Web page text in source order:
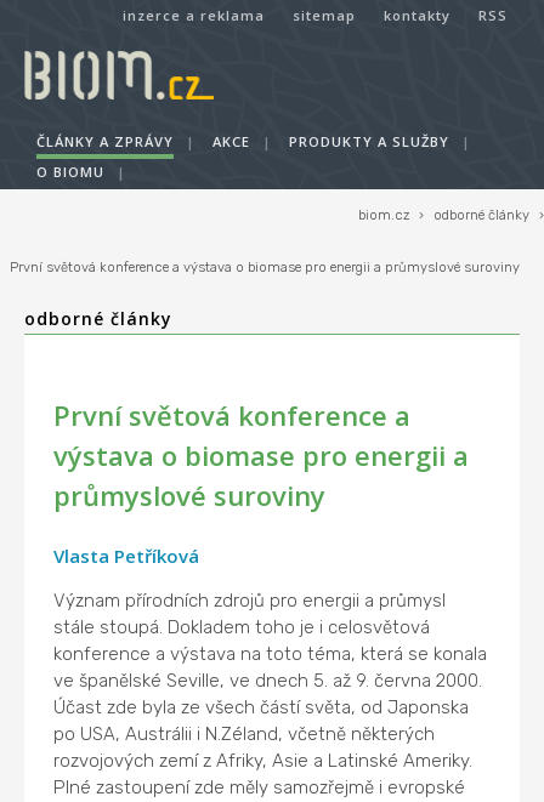
inzerce a reklama sitemap kontakty RSS
ČLÁNKY A ZPRÁVY | AKCE | PRODUKTY A SLUŽBY
|
O BIOMU
|
biom.cz › odborné články ›
První světová konference a výstava o biomase pro energii a průmyslové suroviny
odborné články
První světová konference a
výstava o biomase pro energii a
průmyslové suroviny
Vlasta Petříková
Význam přírodních zdrojů pro energii a průmysl
stále stoupá. Dokladem toho je i celosvětová
konference a výstava na toto téma, která se konala
ve španělské Seville, ve dnech 5. až 9. června 2000.
Účast zde byla ze všech částí světa, od Japonska
po USA, Austrálii i N.Zéland, včetně některých
rozvojových zemí z Afriky, Asie a Latinské Ameriky.
Plné zastoupení zde měly samozřejmě i evropské